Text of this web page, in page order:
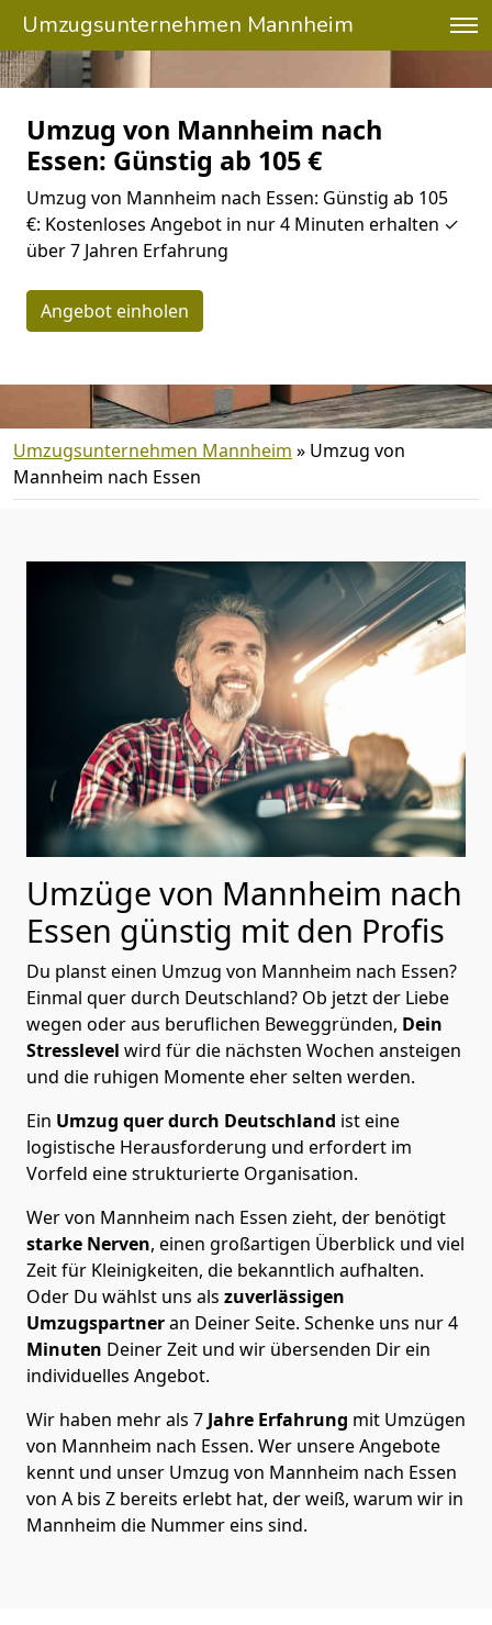
Umzugsunternehmen Mannheim
Umzug von Mannheim nach
Essen: Günstig ab 105 €
Umzug von Mannheim nach Essen: Günstig ab 105
€: Kostenloses Angebot in nur 4 Minuten erhalten ✓
über 7 Jahren Erfahrung
Angebot einholen
Umzugsunternehmen Mannheim » Umzug von
Mannheim nach Essen
Umzüge von Mannheim nach
Essen günstig mit den Profis
Du planst einen Umzug von Mannheim nach Essen?
Einmal quer durch Deutschland? Ob jetzt der Liebe
wegen oder aus beruflichen Beweggründen, Dein
Stresslevel wird für die nächsten Wochen ansteigen
und die ruhigen Momente eher selten werden.
Ein Umzug quer durch Deutschland ist eine
logistische Herausforderung und erfordert im
Vorfeld eine strukturierte Organisation.
Wer von Mannheim nach Essen zieht, der benötigt
starke Nerven, einen großartigen Überblick und viel
Zeit für Kleinigkeiten, die bekanntlich aufhalten.
Oder Du wählst uns als zuverlässigen
Umzugspartneran Deiner Seite. Schenke uns nur4
Minuten Deiner Zeit und wir übersenden Dir ein
individuelles Angebot.
Wir haben mehr als 7 Jahre Erfahrung mit Umzügen
von Mannheim nach Essen. Wer unsere Angebote
kennt und unser Umzug von Mannheim nach Essen
von A bis Z bereits erlebt hat, der weiß, warum wir in
Mannheim die Nummer eins sind.